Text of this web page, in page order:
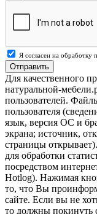
Я согласен на обработку
Отправить
Для качественного
натуральной-
пользователей.
пользователя
язык, версия ОС и
экрана; источник,
страницы
для обработки
посредством
Hotlog). Нажимая
то, что Вы
сайте. Если вы не
то должны покинуть